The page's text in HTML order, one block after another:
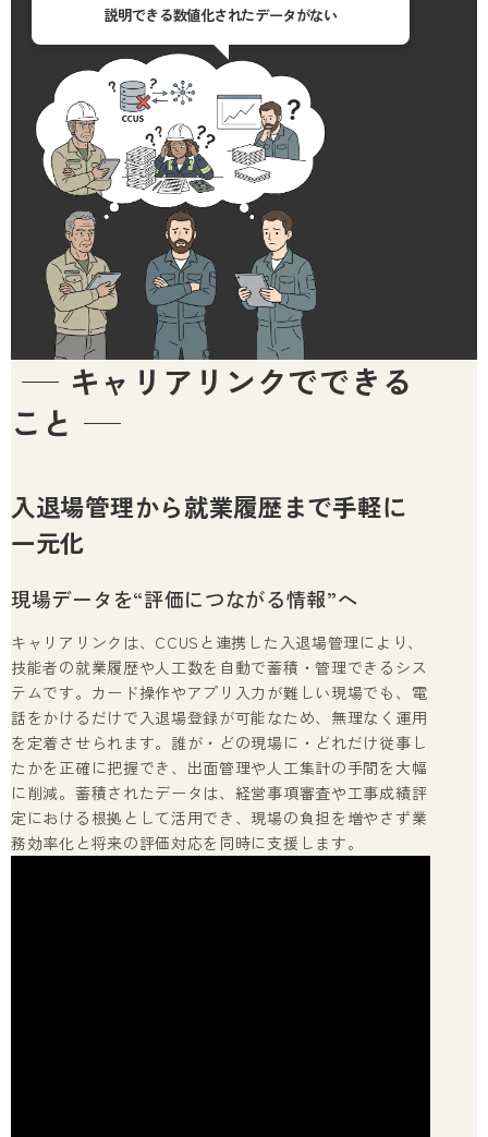
説明できる数値化されたデータがない
キャリアリンクでできる
こと
入退場管理から就業履歴まで手軽に
一元化
現場データを“評価につながる情報”へ
キャリアリンクは、CCUSと連携した入退場管理により、
技能者の就業履歴や人工数を自動で蓄積・管理できるシス
テムです。カード操作やアプリ入力が難しい現場でも、電
話をかけるだけで入退場登録が可能なため、無理なく運用
を定着させられます。誰が・どの現場に・どれだけ従事し
たかを正確に把握でき、出面管理や人工集計の手間を大幅
に削減。蓄積されたデータは、経営事項審査や工事成績評
定における根拠として活用でき、現場の負担を増やさず業
務効率化と将来の評価対応を同時に支援します。